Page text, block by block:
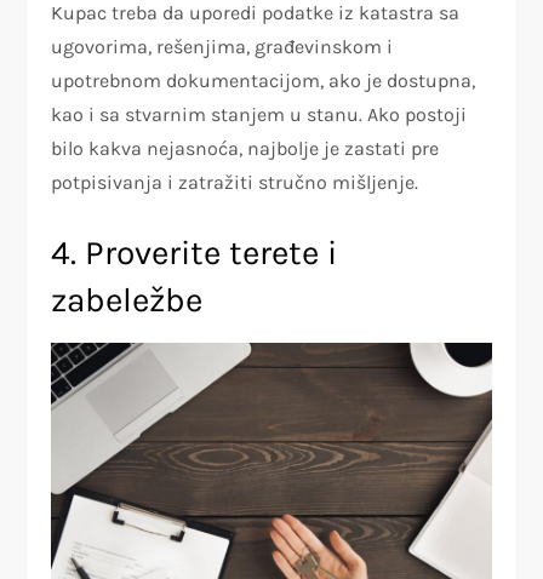
Kupac treba da uporedi podatke iz katastra sa
ugovorima, rešenjima, građevinskom i
upotrebnom dokumentacijom, ako je dostupna,
kao i sa stvarnim stanjem u stanu. Ako postoji
bilo kakva nejasnoća, najbolje je zastati pre
potpisivanja i zatražiti stručno mišljenje.
4. Proverite terete i
zabeležbe